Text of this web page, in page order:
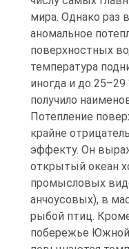
мира. Однако раз
аномальное
поверхностных
температура
иногда и до
получило
Потепление
крайне
эффекту. Он
открытый океан
промысловых
анчоусовых), в
рыбой птиц.
побережье